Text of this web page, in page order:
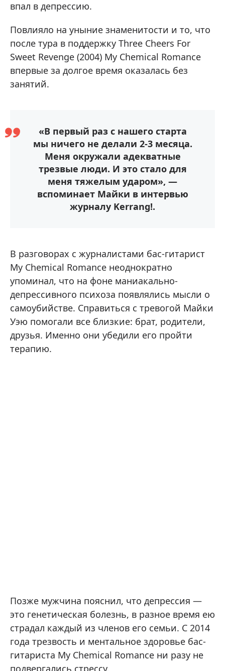
впал в депрессию.
Повлияло на уныние знаменитости и то, что
после тура в поддержку Three Cheers For
Sweet Revenge (2004) My Chemical Romance
впервые за долгое время оказалась без
занятий.
«В первый раз с нашего старта
мы ничего не делали 2-3 месяца.
Меня окружали адекватные
трезвые люди. И это стало для
меня тяжелым ударом», —
вспоминает Майки в интервью
журналу Kerrang!.
В разговорах с журналистами бас-гитарист
My Chemical Romance неоднократно
упоминал, что на фоне маниакально-
депрессивного психоза появлялись мысли о
самоубийстве. Справиться с тревогой Майки
Уэю помогали все близкие: брат, родители,
друзья. Именно они убедили его пройти
терапию.
Позже мужчина пояснил, что депрессия —
это генетическая болезнь, в разное время ею
страдал каждый из членов его семьи. С 2014
года трезвость и ментальное здоровье бас-
гитариста My Chemical Romance ни разу не
подвергались стрессу.